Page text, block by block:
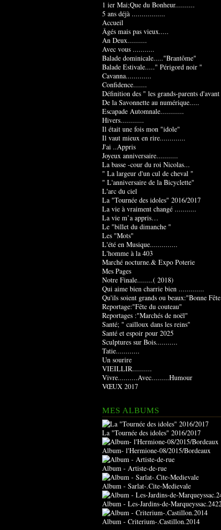
1 ier Mai;Que du Bonheur..........
5 ans déjà .................
Accueil
Âgés mais pas vieux.....
An Deux..........
Avec vous ...........
Balade dominicale....."Brantôme"
Balade Estivale....." Périgord noir "
Cavanna.............
Confidence.......
Définition des " les grands-parents
De la Savonnette au numérique.....
Escapade Automnale............
Hivers............
Il était une fois mon "idole"
Il vaut mieux en rire.............
J'ai ..Appris
Joyeux anniversaire...........
La basse -cour du roi Nicolas...
" La largeur d'un cul de cheval "
" L'anniversaire de la Bicyclette"
L'arc du ciel
La "Tournée des idoles" 2016/2017
La vie à vraiment changé ...........
La vie m’a appris…
Le "billet du dimanche "
Les "Mots"
L'été en Musique..............
L'homme à la 403
Marché nocturne.& Expo Poterie
Mes Pages
Notre Finale........( 2018)
Qui aime bien charrie bien .............
Qu'ils soient grands ou beaux:"Bonne
Reportage:"Fête du couteau"
Reportages :"Marchés de noël"
Santé; " cailloux dans les reins"
Santé et espoir pour 2025
Sculptures sur Bois...........
Tatie............
Un sourire
VIEILLIR..........
Vivre..........Avec.........Humour
VŒUX 2017
MES ALBUMS
La "Tournée des idoles" 2016/2017
Album- l'Hermione-08/2015/Bordeaux
Album - Artiste-de-rue
Album - Sarlat-.Cite-Medievale
Album - Les-Jardins-de-
Album - Criterium-.Castillon.2014